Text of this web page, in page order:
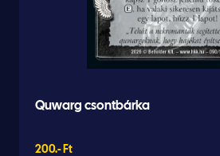
Quwarg csontbárka
200.- Ft